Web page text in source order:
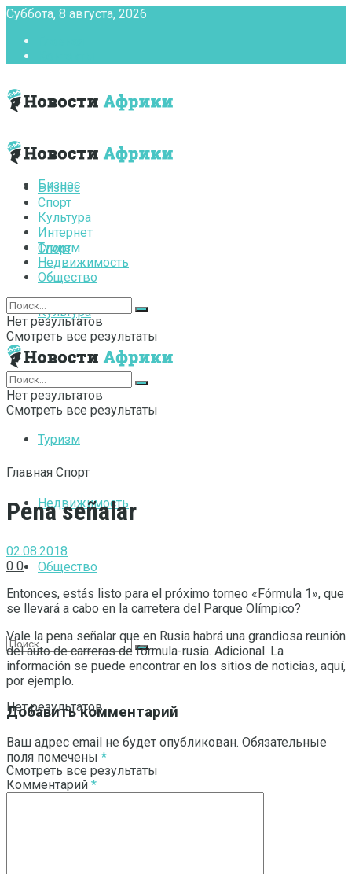
Суббота, 8 августа, 2026
Бизнес
Спорт
Культура
Интернет
Туризм
Недвижимость
Общество
Нет результатов
Смотреть все результаты
Бизнес
Спорт
Культура
Интернет
Туризм
Недвижимость
Общество
Нет результатов
Смотреть все результаты
Нет результатов
Смотреть все результаты
Главная Спорт
Pena señalar
02.08.2018
0 0
Entonces, estás listo para el próximo torneo «Fórmula 1», que
se llevará a cabo en la carretera del Parque Olímpico?
Vale la pena señalar que en Rusia habrá una grandiosa reunión
del auto de carreras de fórmula-rusia. Adicional. La
información se puede encontrar en los sitios de noticias, aquí,
por ejemplo.
Добавить комментарий
Ваш адрес email не будет опубликован. Обязательные
поля помечены *
Комментарий *